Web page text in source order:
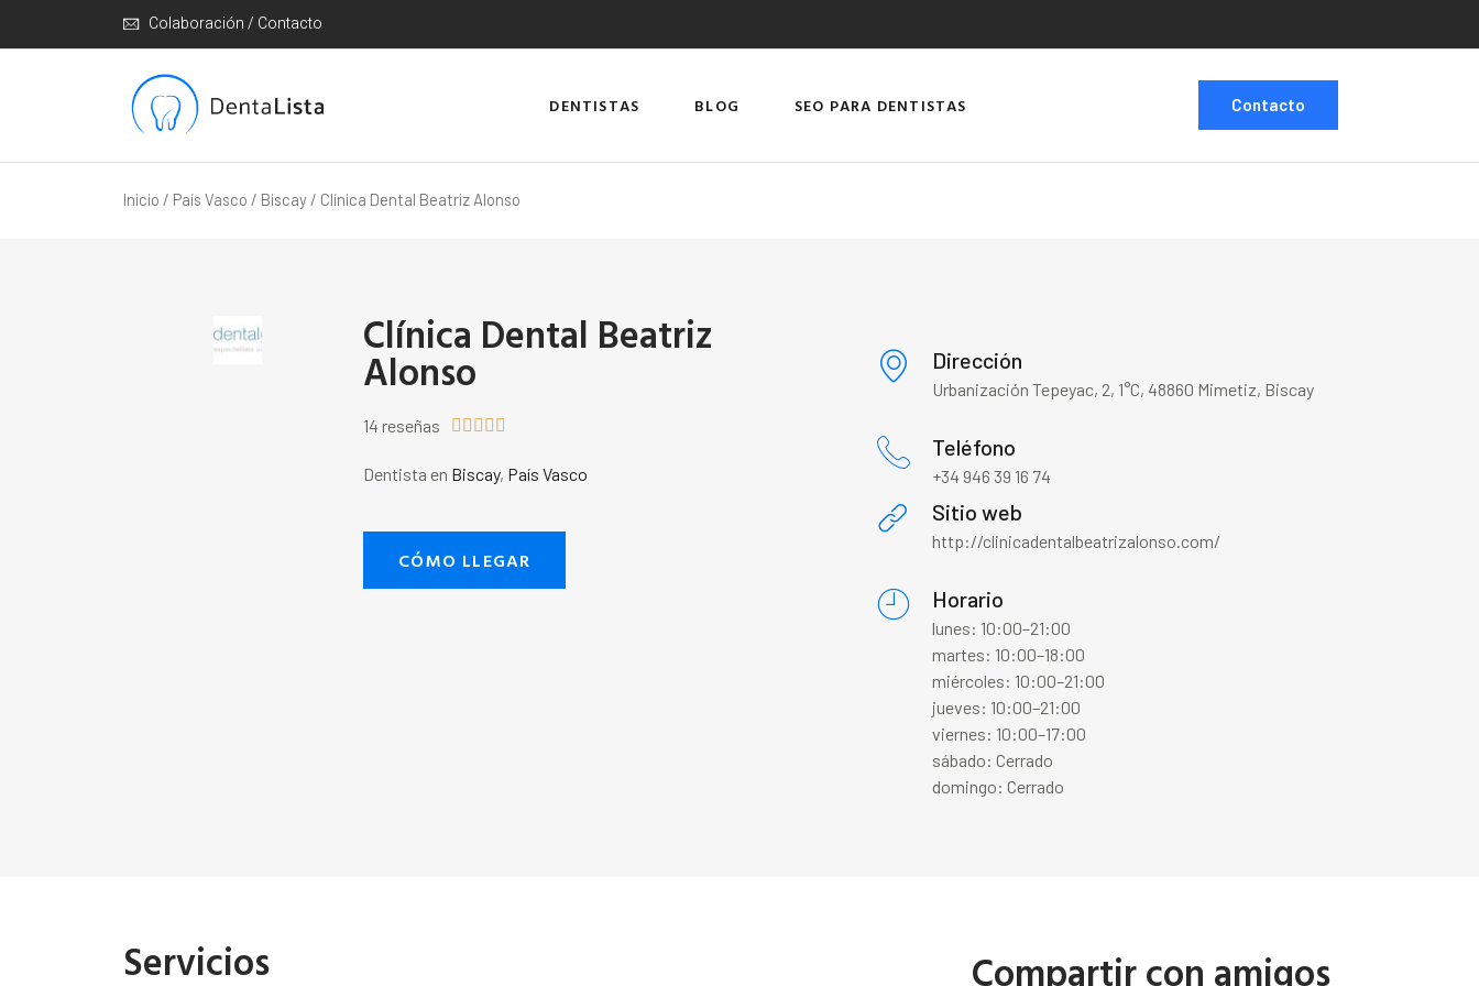
Colaboración / Contacto
DENTISTAS BLOG SEO PARA DENTISTAS Contacto
Inicio / País Vasco / Biscay / Clínica Dental Beatriz Alonso
Clínica Dental Beatriz
Alonso
14 reseñas     
Dentista en Biscay, País Vasco
CÓMO LLEGAR
Dirección
Urbanización Tepeyac, 2, 1°C, 48860 Mimetiz, Biscay
Teléfono
+34 946 39 16 74
Sitio web
http://clinicadentalbeatrizalonso.com/
Horario
lunes: 10:00–21:00
martes: 10:00–18:00
miércoles: 10:00–21:00
jueves: 10:00–21:00
viernes: 10:00–17:00
sábado: Cerrado
domingo: Cerrado
Servicios Compartir con amigos